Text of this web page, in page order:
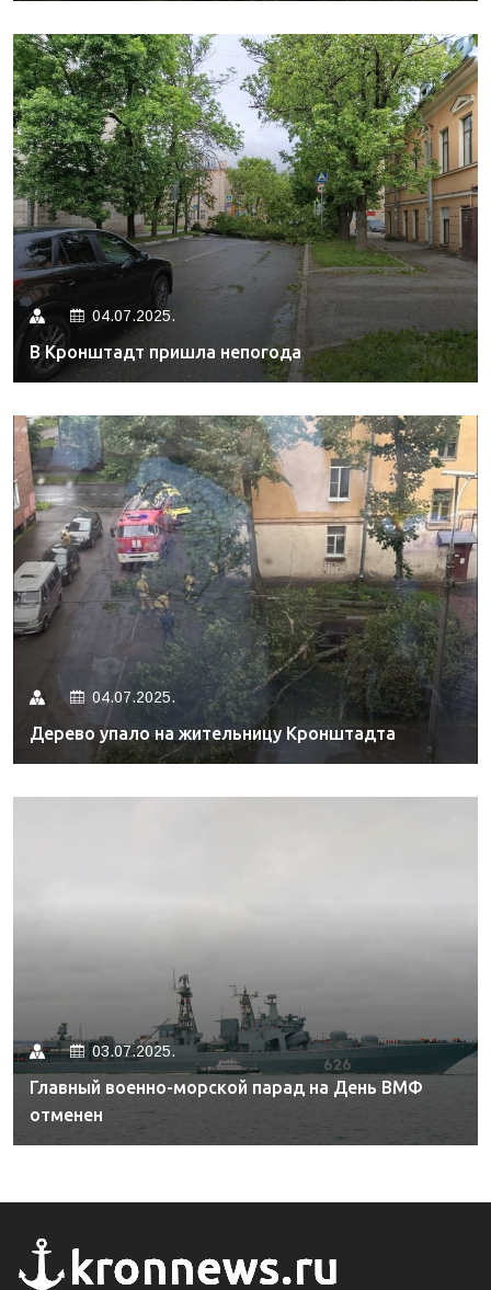
04.07.2025.
В Кронштадт пришла непогода
04.07.2025.
Дерево упало на жительницу Кронштадта
03.07.2025.
Главный военно-морской парад на День ВМФ
отменен